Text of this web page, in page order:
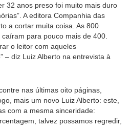
32 anos preso foi muito mais duro
A editora Companhia das
a cortar muita coisa. As 800
para pouco mais de 400.
o leitor com aqueles
– diz Luiz Alberto na entrevista à
nas últimas oito páginas,
mais um novo Luiz Alberto: este,
com a mesma sinceridade:
talvez possamos regredir,